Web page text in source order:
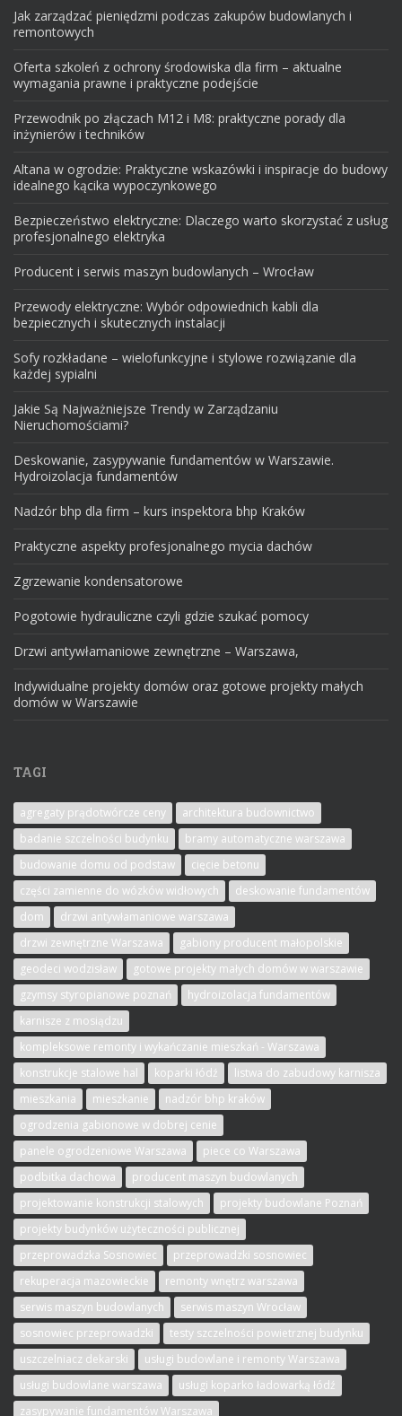
Jak zarządzać pieniędzmi podczas zakupów budowlanych i
remontowych
Oferta szkoleń z ochrony środowiska dla firm – aktualne
wymagania prawne i praktyczne podejście
Przewodnik po złączach M12 i M8: praktyczne porady dla
inżynierów i techników
Altana w ogrodzie: Praktyczne wskazówki i inspiracje do budowy
idealnego kącika wypoczynkowego
Bezpieczeństwo elektryczne: Dlaczego warto skorzystać z usług
profesjonalnego elektryka
Producent i serwis maszyn budowlanych – Wrocław
Przewody elektryczne: Wybór odpowiednich kabli dla
bezpiecznych i skutecznych instalacji
Sofy rozkładane – wielofunkcyjne i stylowe rozwiązanie dla
każdej sypialni
Jakie Są Najważniejsze Trendy w Zarządzaniu
Nieruchomościami?
Deskowanie, zasypywanie fundamentów w Warszawie.
Hydroizolacja fundamentów
Nadzór bhp dla firm – kurs inspektora bhp Kraków
Praktyczne aspekty profesjonalnego mycia dachów
Zgrzewanie kondensatorowe
Pogotowie hydrauliczne czyli gdzie szukać pomocy
Drzwi antywłamaniowe zewnętrzne – Warszawa,
Indywidualne projekty domów oraz gotowe projekty małych
domów w Warszawie
TAGI
agregaty prądotwórcze ceny
architektura budownictwo
badanie szczelności budynku
bramy automatyczne warszawa
budowanie domu od podstaw
cięcie betonu
części zamienne do wózków widłowych
deskowanie fundamentów
dom
drzwi antywłamaniowe warszawa
drzwi zewnętrzne Warszawa
gabiony producent małopolskie
geodeci wodzisław
gotowe projekty małych domów w warszawie
gzymsy styropianowe poznań
hydroizolacja fundamentów
karnisze z mosiądzu
kompleksowe remonty i wykańczanie mieszkań - Warszawa
konstrukcje stalowe hal
koparki łódź
listwa do zabudowy karnisza
mieszkania
mieszkanie
nadzór bhp kraków
ogrodzenia gabionowe w dobrej cenie
panele ogrodzeniowe Warszawa
piece co Warszawa
podbitka dachowa
producent maszyn budowlanych
projektowanie konstrukcji stalowych
projekty budowlane Poznań
projekty budynków użyteczności publicznej
przeprowadzka Sosnowiec
przeprowadzki sosnowiec
rekuperacja mazowieckie
remonty wnętrz warszawa
serwis maszyn budowlanych
serwis maszyn Wrocław
sosnowiec przeprowadzki
testy szczelności powietrznej budynku
uszczelniacz dekarski
usługi budowlane i remonty Warszawa
usługi budowlane warszawa
usługi koparko ładowarką łódź
zasypywanie fundamentów Warszawa